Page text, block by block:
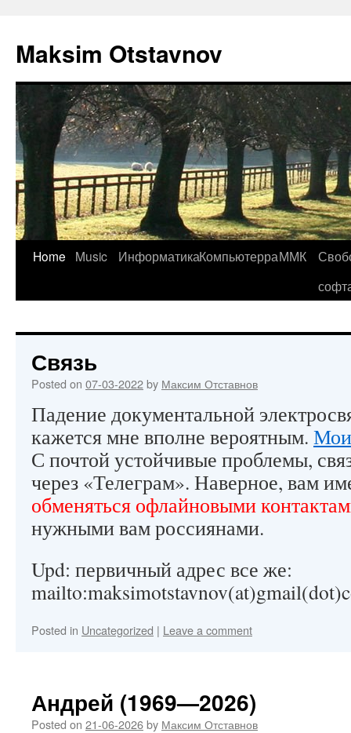
Maksim Otstavnov
Skip
Home Music ИнформатикаКомпьютерраММК
Связь
Posted on 07-03-2022by Максим Отставнов
Падение документальной
кажется мне вполне вероятным. Мои
С почтой устойчивые проблемы,
через «Телеграм». Наверное, вам
обменяться офлайновыми
нужными вам россиянами.
Upd: первичный адрес все же:
Posted in Uncategorized | Leave a comment
Андрей (1969—2026)
Posted on 21-06-2026by Максим Отставнов